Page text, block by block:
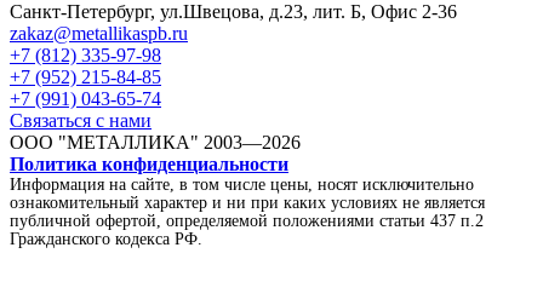
Санкт-Петербург, ул.Швецова, д.23, лит. Б, Офис 2-36
zakaz@metallikaspb.ru
+7 (812) 335-97-98
+7 (952) 215-84-85
+7 (991) 043-65-74
Связаться с нами
ООО "МЕТАЛЛИКА" 2003—2026
Политика конфиденциальности
Информация на сайте, в том числе цены, носят исключительно
ознакомительный характер и ни при каких условиях не является
публичной офертой, определяемой положениями статьи 437 п.2
Гражданского кодекса РФ.